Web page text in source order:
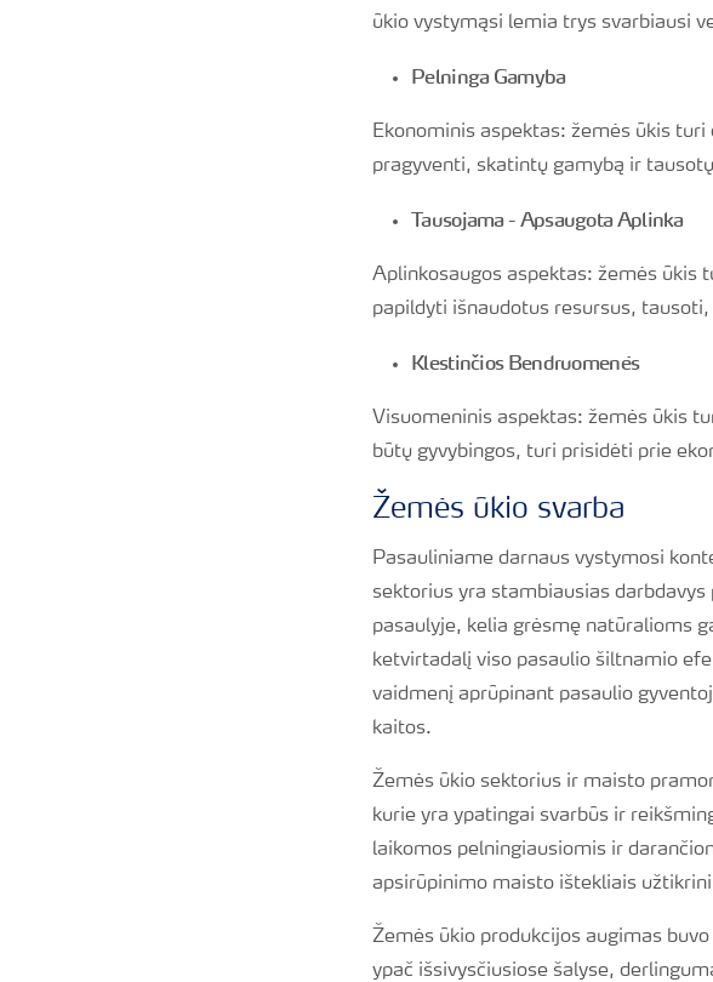
ūkio vystymąsi lemia trys svarbiausi
Pelninga Gamyba
Ekonominis aspektas: žemės ūkis
pragyventi, skatintų gamybą ir
Tausojama - Apsaugota Aplinka
Aplinkosaugos aspektas: žemės ūkis
papildyti išnaudotus resursus,
Klestinčios Bendruomenės
Visuomeninis aspektas: žemės ūkis
būtų gyvybingos, turi prisidėti prie
Žemės ūkio svarba
Pasauliniame darnaus vystymosi
sektorius yra stambiausias
pasaulyje, kelia grėsmę natūralioms
ketvirtadalį viso pasaulio šiltnamio
vaidmenį aprūpinant pasaulio
kaitos.
Žemės ūkio sektorius ir maisto
kurie yra ypatingai svarbūs ir
laikomos pelningiausiomis ir
apsirūpinimo maisto ištekliais
Žemės ūkio produkcijos augimas
ypač išsivysčiusiose šalyse,